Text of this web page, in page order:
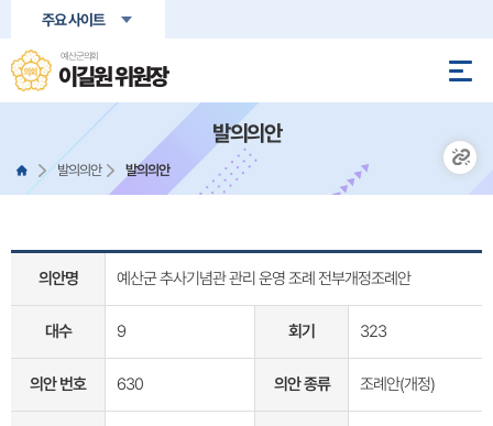
본문바로가기
주요 사이트
예산군의회
이길원 위원장
발의의안
발의의안 발의의안
의안명 예산군 추사기념관 관리 운영 조례 전부개정조례안
대수 9 회기 323
의안 번호 630 의안 종류 조례안(개정)